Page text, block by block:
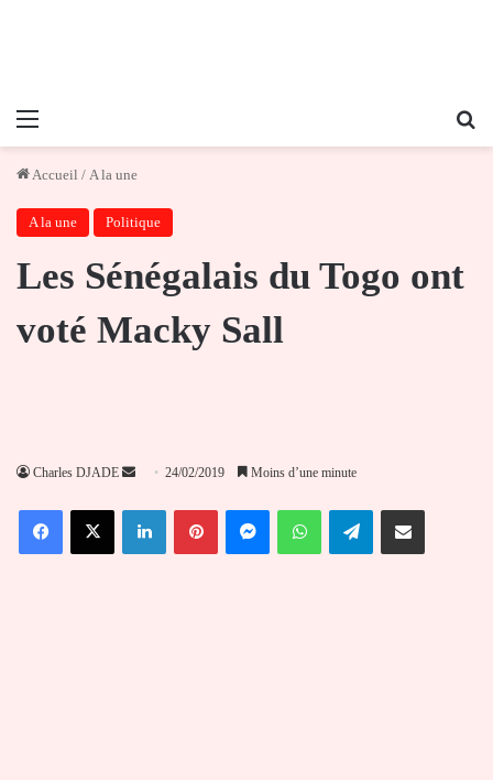
Menu
Accueil / A la une
A la une Politique
Les Sénégalais du Togo ont
voté Macky Sall
Charles DJADE
Envoyer
courriel
24/02/2019 Moins d’une minute
FacebookX LinkedinPinterestMessengerWhatsAppTelegramPartager par email